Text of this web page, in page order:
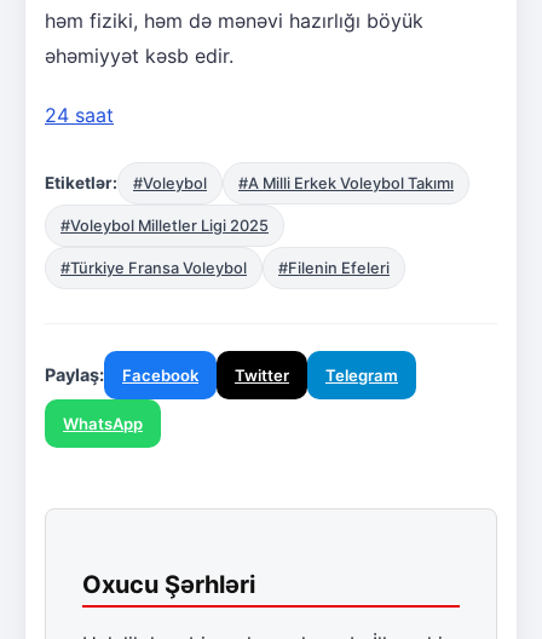
həm fiziki, həm də mənəvi hazırlığı böyük
əhəmiyyət kəsb edir.
24 saat
Etiketlər: #Voleybol #A Milli Erkek Voleybol Takımı
#Voleybol Milletler Ligi 2025
#Türkiye Fransa Voleybol #Filenin Efeleri
Paylaş: Facebook Twitter Telegram
WhatsApp
Oxucu Şərhləri